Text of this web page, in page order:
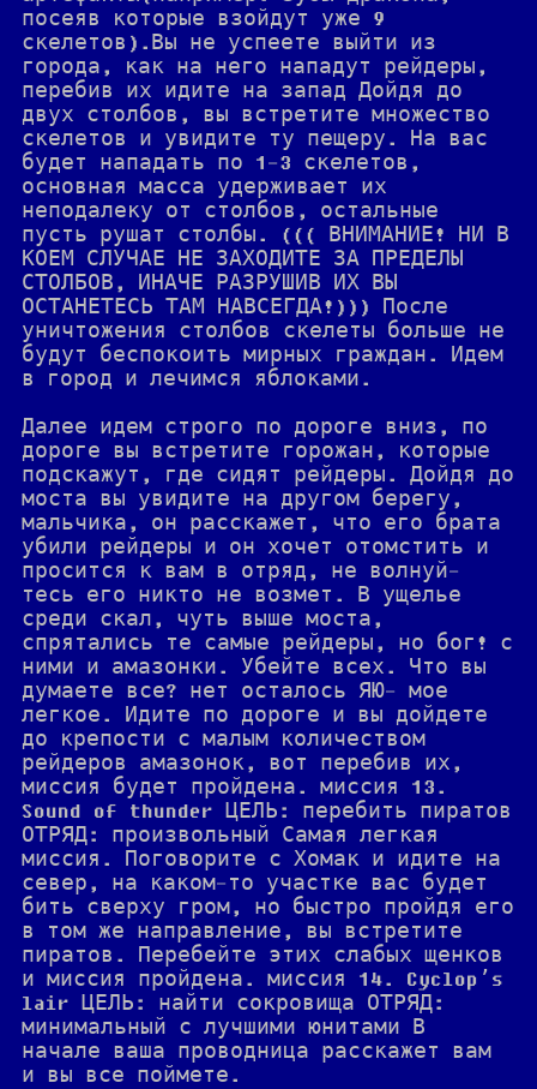
посеяв которые взойдут уже 9
скелетов).Вы не успеете выйти из
города, как на него нападут рейдеры,
перебив их идите на запад Дойдя до
двух столбов, вы встретите множество
скелетов и увидите ту пещеру. На вас
будет нападать по 1-3 скелетов,
основная масса удерживает их
неподалеку от столбов, остальные
пусть рушат столбы. ((( ВНИМАНИЕ! НИ В
КОЕМ СЛУЧАЕ НЕ ЗАХОДИТЕ ЗА ПРЕДЕЛЫ
СТОЛБОВ, ИНАЧЕ РАЗРУШИВ ИХ ВЫ
ОСТАНЕТЕСЬ ТАМ НАВСЕГДА!))) После
уничтожения столбов скелеты больше не
будут беспокоить мирных граждан. Идем
в город и лечимся яблоками.
Далее идем строго по дороге вниз, по
дороге вы встретите горожан, которые
подскажут, где сидят рейдеры. Дойдя до
моста вы увидите на другом берегу,
мальчика, он расскажет, что его брата
убили рейдеры и он хочет отомстить и
просится к вам в отряд, не волнуй-
тесь его никто не возмет. В ущелье
среди скал, чуть выше моста,
спрятались те самые рейдеры, но бог! с
ними и амазонки. Убейте всех. Что вы
думаете все? нет осталось ЯЮ- мое
легкое. Идите по дороге и вы дойдете
до крепости с малым количеством
рейдеров амазонок, вот перебив их,
миссия будет пройдена. миссия 13.
Sound of thunder ЦЕЛЬ: перебить пиратов
ОТРЯД: произвольный Самая легкая
миссия. Поговорите с Хомак и идите на
север, на каком-то участке вас будет
бить сверху гром, но быстро пройдя его
в том же направление, вы встретите
пиратов. Перебейте этих слабых щенков
и миссия пройдена. миссия 14. Cyclop’s
lair ЦЕЛЬ: найти сокровища ОТРЯД:
минимальный с лучшими юнитами В
начале ваша проводница расскажет вам
и вы все поймете.